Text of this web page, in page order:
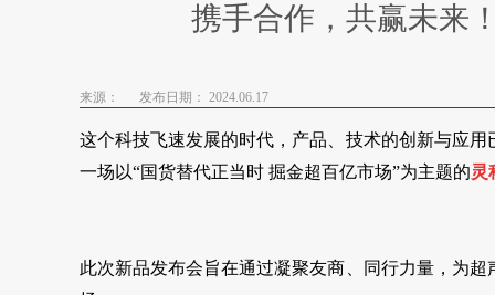
携手合作，共赢未来
来源： 发布日期： 2024.06.17
这个科技飞速发展的时代，产品、技术的创新与应
一场以“国货替代正当时 掘金超百亿市场”为主题的灵
此次新品发布会旨在通过凝聚友商、同行力量，为